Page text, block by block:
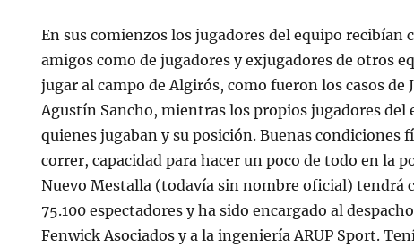
En sus comienzos los jugadores del equipo recibían
amigos como de jugadores y exjugadores de otros
jugar al campo de Algirós, como fueron los casos
Agustín Sancho, mientras los propios jugadores del
quienes jugaban y su posición. Buenas condiciones
correr, capacidad para hacer un poco de todo en la
Nuevo Mestalla (todavía sin nombre oficial) tendrá
75.100 espectadores y ha sido encargado al
Fenwick Asociados y a la ingeniería ARUP Sport.